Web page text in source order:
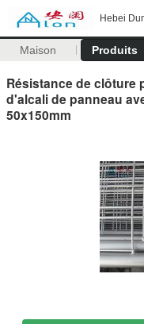
Hebei
Maison Produits
Résistance de clôture
d'alcali de panneau
50x150mm